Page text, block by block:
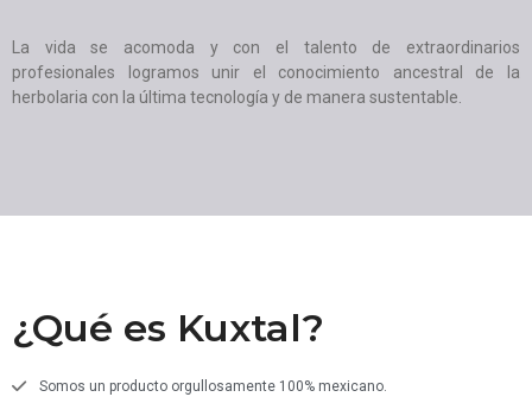
La vida se acomoda y con el talento de extraordinarios
profesionales logramos unir el conocimiento ancestral de la
herbolaria con la última tecnología y de manera sustentable.
¿Qué es Kuxtal?
Somos un producto orgullosamente 100% mexicano.